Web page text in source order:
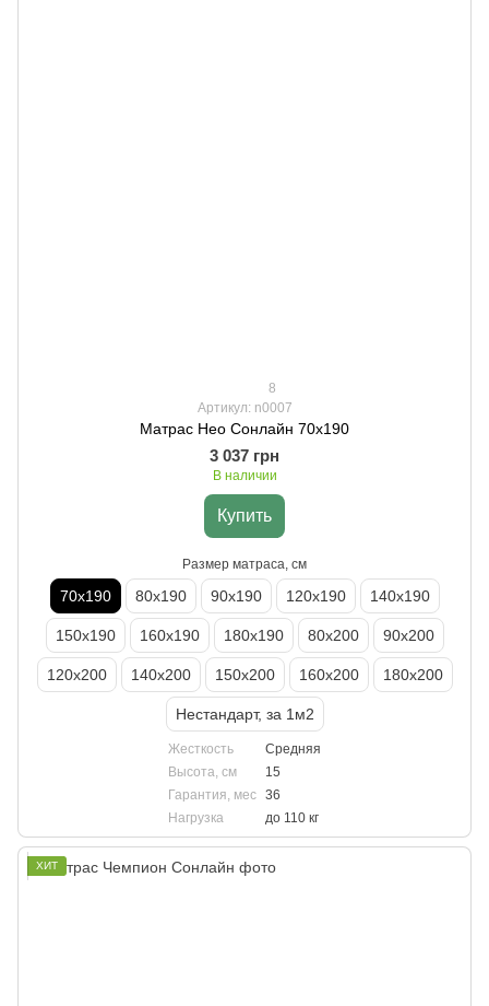
8
Артикул: n0007
Матрас Нео Сонлайн 70х190
3 037 грн
В наличии
Купить
Размер матраса, см
70х190 80х190 90х190 120х190 140х190
150х190 160х190 180х190 80х200 90х200
120х200 140х200 150х200 160х200 180х200
Нестандарт, за 1м2
Жесткость
Средняя
Высота, см
15
Гарантия, мес 36
Нагрузка
до 110 кг
ХИТ